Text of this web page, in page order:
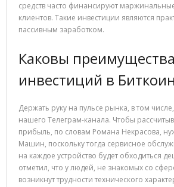
средств часто финансируют
клиентов. Такие инвестиции являются
пассивным заработком.
Каковы преимущества
инвестиций в
Держать руку на пульсе рынка, в том
нашего Телеграм-канала. Чтобы
прибыль, по словам Романа Некрасова,
Машин, поскольку тогда сервисное
на каждое устройство будет обходиться
отметил, что у людей, не знакомых со
возникнут трудности технического